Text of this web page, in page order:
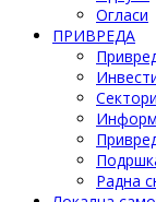
Огласи
ПРИВРЕДА
Радна